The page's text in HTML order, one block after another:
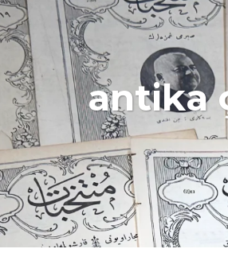
antika